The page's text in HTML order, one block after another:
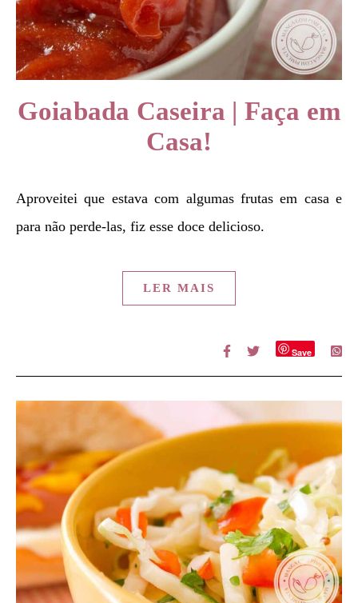
Goiabada Caseira | Faça em
Casa!
Aproveitei que estava com algumas frutas em casa e
para não perde-las, fiz esse doce delicioso.
LER MAIS
Save